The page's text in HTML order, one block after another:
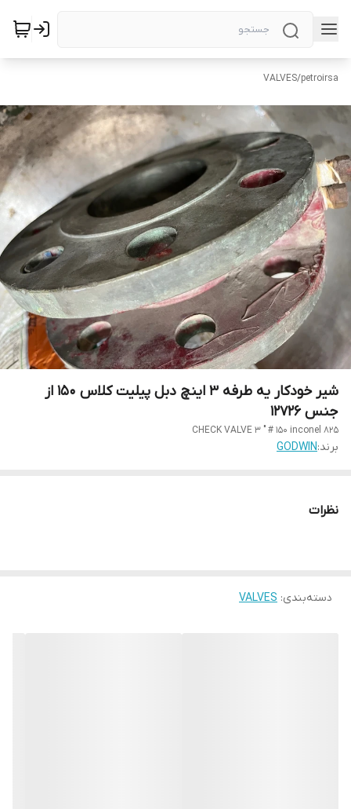
petroirsa
/
VALVES
شیر خودکار یه طرفه 3 اینچ دبل پیلیت کلاس 150 از
جنس 12726
CHECK VALVE 3 " # 150 inconel 825
برند:GODWIN
نظرات
دسته‌بندی:
VALVES